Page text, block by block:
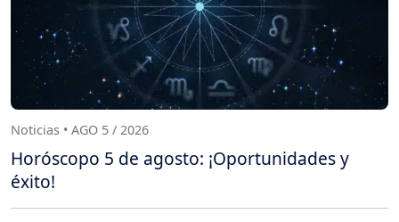
Noticias • AGO 5 / 2026
Horóscopo 5 de agosto: ¡Oportunidades y
éxito!